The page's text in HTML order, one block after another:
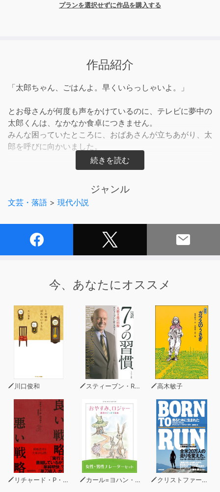
プランを選択せずに作品を購入する
作品紹介
「太郎ちゃん、ごはんよ。早くいらっしゃいよ。」
とお母さんが何度も声をかけているのに、テレビに夢中の
太郎くんは、なかなか食卓につきません。
みんな困っていたところに、おばあさんが立ちあがり、太
郎を呼びに向かいました。
「太郎や、いい加減で、帳面だけは消しなさい。みんなが
何のことか分からず、太郎がその意味を尋ねると……。
ジャンル
文芸・落語 > 現代小説
今、あなたにオススメ
川口俊和 スティーブン・R・コヴィー 高木敏子
リチャード・P・ルメルト カール=ヨハン・エリーン クリストファー・マクドゥーガル